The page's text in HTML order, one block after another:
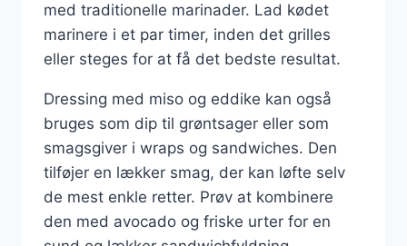
med traditionelle marinader. Lad kødet
marinere i et par timer, inden det grilles
eller steges for at få det bedste resultat.
Dressing med miso og eddike kan også
bruges som dip til grøntsager eller som
smagsgiver i wraps og sandwiches. Den
tilføjer en lækker smag, der kan løfte selv
de mest enkle retter. Prøv at kombinere
den med avocado og friske urter for en